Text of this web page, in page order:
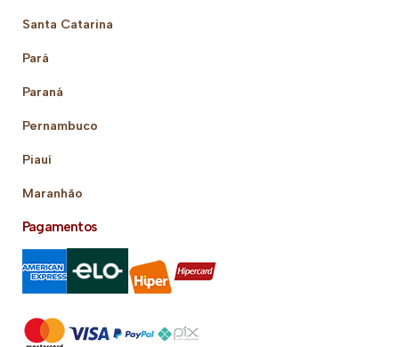
Santa Catarina
Pará
Paraná
Pernambuco
Piauí
Maranhão
Pagamentos